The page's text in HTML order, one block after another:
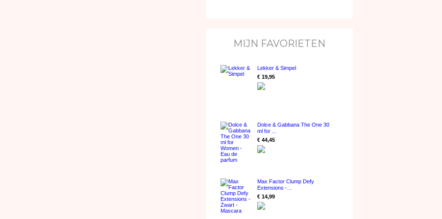
MIJN FAVORIETEN
Lekker & Simpel
€ 19,95
Dolce & Gabbana The One 30
ml for ...
€ 44,45
Max Factor Clump Defy
Extensions -...
€ 14,99